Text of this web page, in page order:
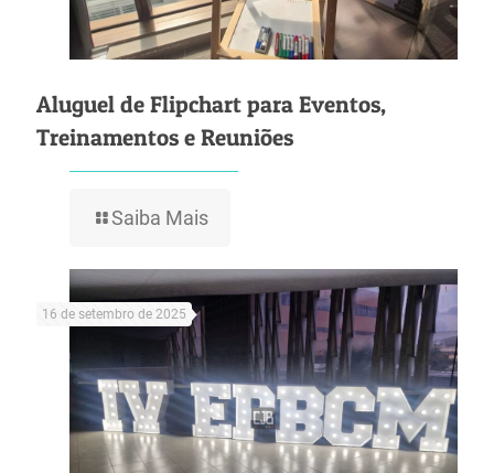
Aluguel de Flipchart para Eventos,
Treinamentos e Reuniões
Saiba Mais
16 de setembro de 2025